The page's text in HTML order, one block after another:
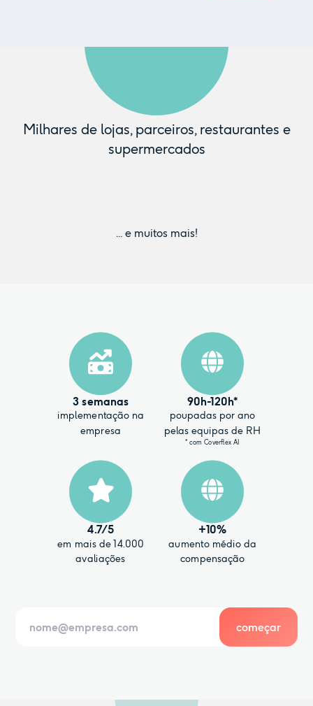
Milhares de lojas, parceiros, restaurantes e
supermercados
... e muitos mais!
3 semanas
implementação na
empresa
90h-120h*
poupadas por ano
pelas equipas de RH
* com Coverflex AI
4.7/5
em mais de 14.000
avaliações
+10%
aumento médio da
compensação